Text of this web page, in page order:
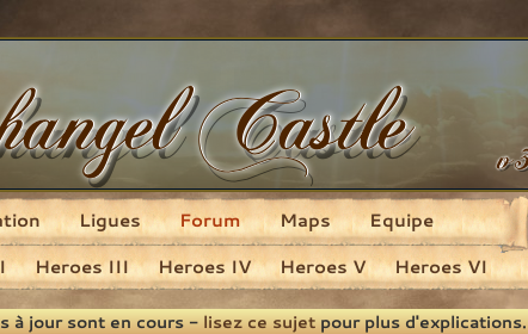
Heroes III Heroes IV Heroes V Heroes VI
Ligues Forum Maps Equipe
à jour sont en cours -lisez ce sujetpour plus d'explications.